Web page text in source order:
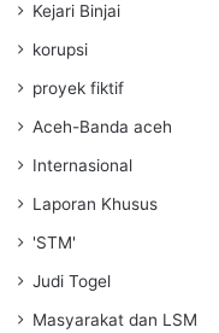
Kejari Binjai
korupsi
proyek fiktif
Aceh-Banda aceh
Internasional
Laporan Khusus
'STM'
Judi Togel
Masyarakat dan LSM